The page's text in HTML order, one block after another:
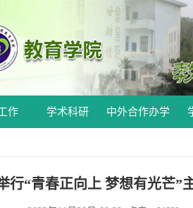
作 学术科研 中外合作办学
行“青春正向上 梦想有光芒”